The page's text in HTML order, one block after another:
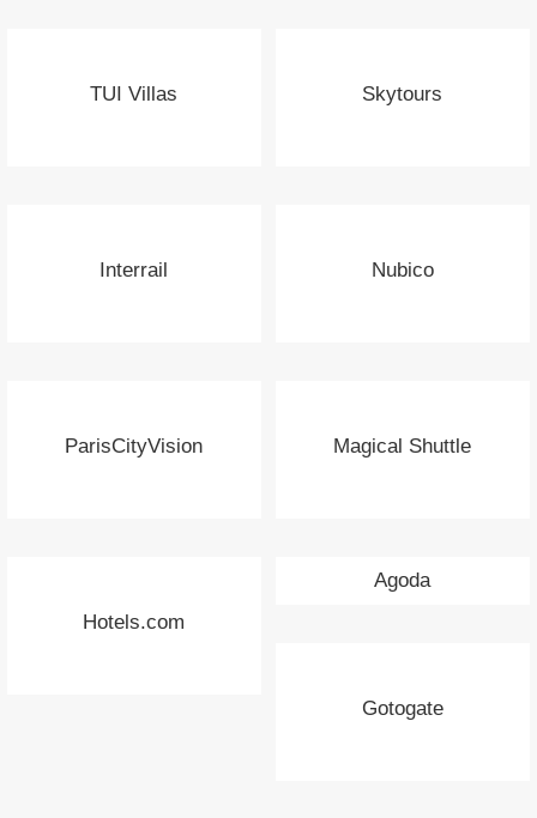
TUI Villas Skytours
Interrail Nubico
ParisCityVision Magical Shuttle
Hotels.com
Agoda
Gotogate